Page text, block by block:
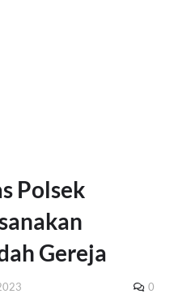
Polsek
Gereja
0